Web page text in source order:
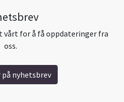
vårt for å få oppdateringer fra
oss.
nyhetsbrev